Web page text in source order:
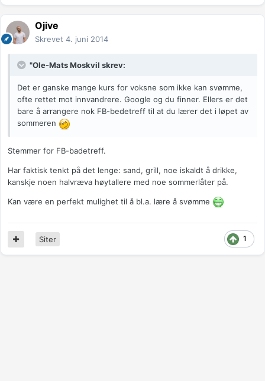
Ojive
Skrevet 4. juni 2014
"Ole-Mats Moskvil skrev:
Det er ganske mange kurs for voksne som ikke kan svømme,
ofte rettet mot innvandrere. Google og du finner. Ellers er det
bare å arrangere nok FB-bedetreff til at du lærer det i løpet av
sommeren
Stemmer for FB-badetreff.
Har faktisk tenkt på det lenge: sand, grill, noe iskaldt å drikke,
kanskje noen halvræva høytallere med noe sommerlåter på.
Kan være en perfekt mulighet til å bl.a. lære å svømme
1
Siter